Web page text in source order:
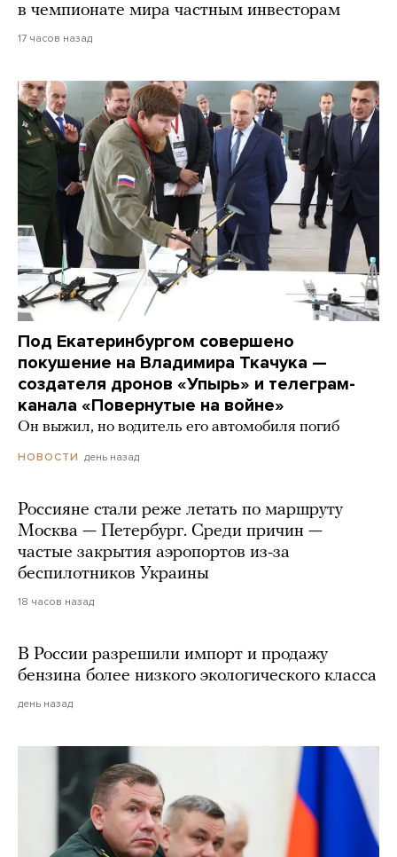
в чемпионате мира частным инвесторам
17 часов назад
Под Екатеринбургом совершено
покушение на Владимира Ткачука —
создателя дронов «Упырь» и телеграм-
канала «Повернутые на войне»
Он выжил, но водитель его автомобиля погиб
НОВОСТИ день назад
Россияне стали реже летать по маршруту
Москва — Петербург. Среди причин —
частые закрытия аэропортов из-за
беспилотников Украины
18 часов назад
В России разрешили импорт и продажу
бензина более низкого экологического класса
день назад